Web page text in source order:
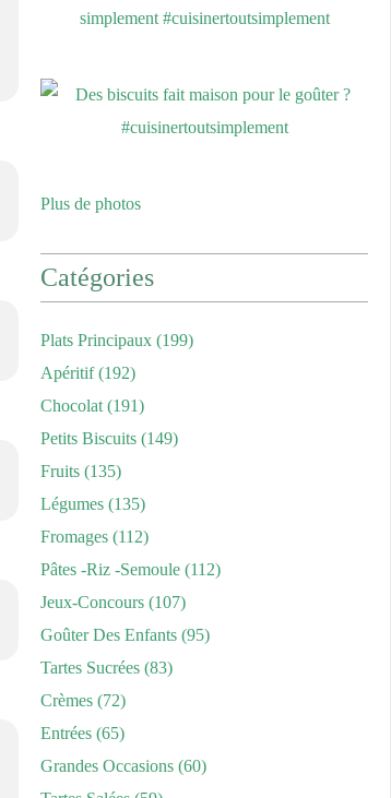
Plus de photos
Catégories
Plats Principaux (199)
Apéritif(192)
Chocolat (191)
Petits Biscuits (149)
Fruits (135)
Légumes (135)
Fromages (112)
Pâtes -riz -semoule (112)
Jeux-Concours (107)
Goûter Des Enfants (95)
Tartes Sucrées (83)
Crèmes (72)
Entrées (65)
Grandes Occasions (60)